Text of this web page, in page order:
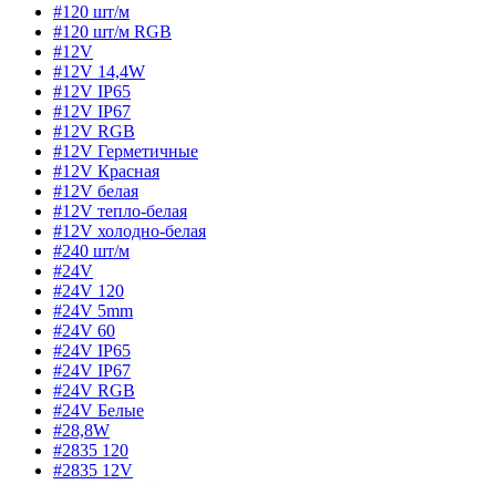
#120 шт/м
#120 шт/м RGB
#12V
#12V 14,4W
#12V IP65
#12V IP67
#12V RGB
#12V Герметичные
#12V Красная
#12V белая
#12V тепло-белая
#12V холодно-белая
#240 шт/м
#24V
#24V 120
#24V 5mm
#24V 60
#24V IP65
#24V IP67
#24V RGB
#24V Белые
#28,8W
#2835 120
#2835 12V